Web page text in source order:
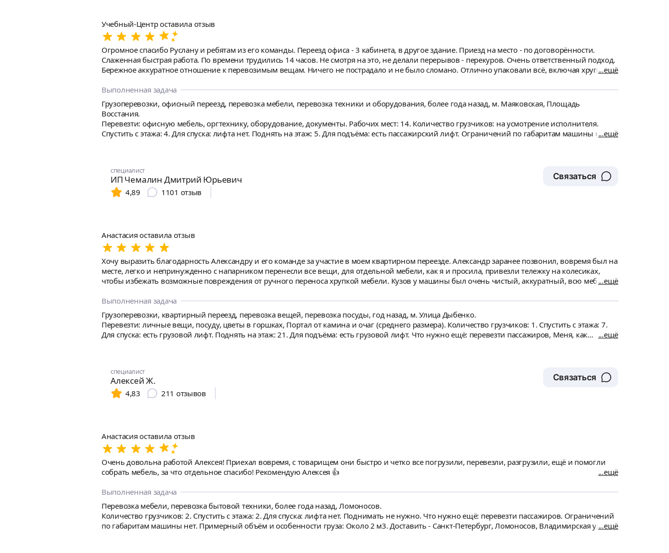
Учебный-Центр оставила отзыв
Огромное спасибо Руслану и ребятам из его команды. Переезд офиса - 3 кабинета, в другое здание. Приезд на место - по договорённости.
Слаженная быстрая работа. По времени трудились 14 часов. Не смотря на это, не делали перерывов - перекуров. Очень ответственный подход.
Бережное аккуратное отношение к перевозимым вещам. Ничего не пострадало и не было сломано. Отлично упаковали всё, включая хрупкие
Стоимость услуги адекватная. Рекомендую данного исполнителя заказа!
ещё
Выполненная задача
Грузоперевозки, офисный переезд, перевозка мебели, перевозка техники и оборудования, более года назад, м. Маяковская, Площадь
Восстания.
Перевезти: офисную мебель, оргтехнику, оборудование, документы. Рабочих мест: 14. Количество грузчиков: на усмотрение исполнителя.
Спустить с этажа: 4. Для спуска: лифта нет. Поднять на этаж: 5. Для подъёма: есть пассажирский лифт. Ограничений по габаритам машины нет.
небольшой лифт. Доставить - Санкт-Петербург, Невский проспект, 67
ещё
специалист
ИП Чемалин Дмитрий Юрьевич
Связаться
4,89
1101 отзыв
Анастасия оставила отзыв
Хочу выразить благодарность Александру и его команде за участие в моем квартирном переезде. Александр заранее позвонил, вовремя был на
месте, легко и непринужденно с напарником перенесли все вещи, для отдельной мебели, как я и просила, привезли тележку на колесиках,
чтобы избежать возможные повреждения от ручного переноса хрупкой мебели. Кузов у машины был очень чистый, аккуратный, всю мебельещё
Выполненная задача
Грузоперевозки, квартирный переезд, перевозка вещей, перевозка посуды, год назад, м. Улица Дыбенко.
Перевезти: личные вещи, посуду, цветы в горшках, Портал от камина и очаг (среднего размера). Количество грузчиков: 1. Спустить с этажа: 7.
Для спуска: есть грузовой лифт. Поднять на этаж: 21. Для подъёма: есть грузовой лифт. Что нужно ещё: перевезти пассажиров, Меня, как
микров.печь из техники - больше никакой техники. Много вещей (одежды) и книги (стараюсь активно раздать).
ещё
специалист
Алексей Ж.
Связаться
4,83
211 отзывов
Анастасия оставила отзыв
Очень довольна работой Алексея! Приехал вовремя, с товарищем они быстро и четко все погрузили, перевезли, разгрузили, ещё и помогли
собрать мебель, за что отдельное спасибо! Рекомендую Алексея 👍
ещё
Выполненная задача
Перевозка мебели, перевозка бытовой техники, более года назад, Ломоносов.
Количество грузчиков: 2. Спустить с этажа: 2. Для спуска: лифта нет. Поднимать не нужно. Что нужно ещё: перевезти пассажиров. Ограничений
по габаритам машины нет. Примерный объём и особенности груза: Около 2 м3. Доставить - Санкт-Петербург, Ломоносов, Владимирская улица,
ещё